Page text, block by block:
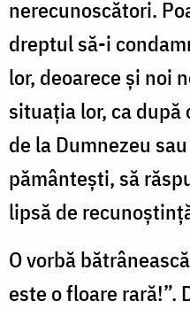
nerecunoscători.
dreptul să-i
lor, deoarece şi noi
situaţia lor, ca
de la Dumnezeu
pământeşti, să
lipsă de
O vorbă
este o floare rară!”.